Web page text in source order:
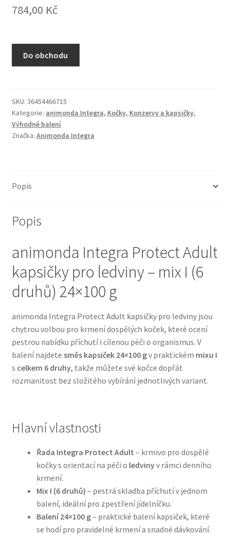
N&D Farmina pro kočky — Italské holistic krmivo
Pamlsky pro kočky
Royal Canin pro kočky
Boudy a výběhy
Bozita pro psy — Švédské krmivo s nordickou kvalitou
Brit pro psy
Natural Trainer pro psy — Italské krmivo s
přírodními složkami
Happy Dog — Německá kvalita a přirozené složení
Hračky pro psy
Konzervy a kapsičky pro psy
N&D Farmina pro psy — Italské holistic krmivo
Oblečky pro psy
784,00 Kč
Do obchodu
SKU: 36454466715
Kategorie: animonda Integra, Kočky, Konzervy a kapsičky,
Výhodné balení
Značka: Animonda Integra
Popis
Popis
animonda Integra Protect Adult
kapsičky pro ledviny – mix I (6
druhů) 24×100 g
animonda Integra Protect Adult kapsičky pro ledviny jsou
chytrou volbou pro krmení dospělých koček, které ocení
pestrou nabídku příchutí i cílenou péči o organismus. V
balení najdete směs kapsiček 24×100 gv praktickém mixu I
s celkem 6 druhy, takže můžete své kočce dopřát
rozmanitost bez složitého vybírání jednotlivých variant.
Hlavní vlastnosti
Řada Integra Protect Adult – krmivo pro dospělé
kočky s orientací na péči o ledvinyv rámci denního
krmení.
Mix I (6 druhů) – pestrá skladba příchutí v jednom
balení, ideální pro zpestření jídelníčku.
Balení 24×100 g– praktické balení kapsiček, které
se hodí pro pravidelné krmení a snadné dávkování.